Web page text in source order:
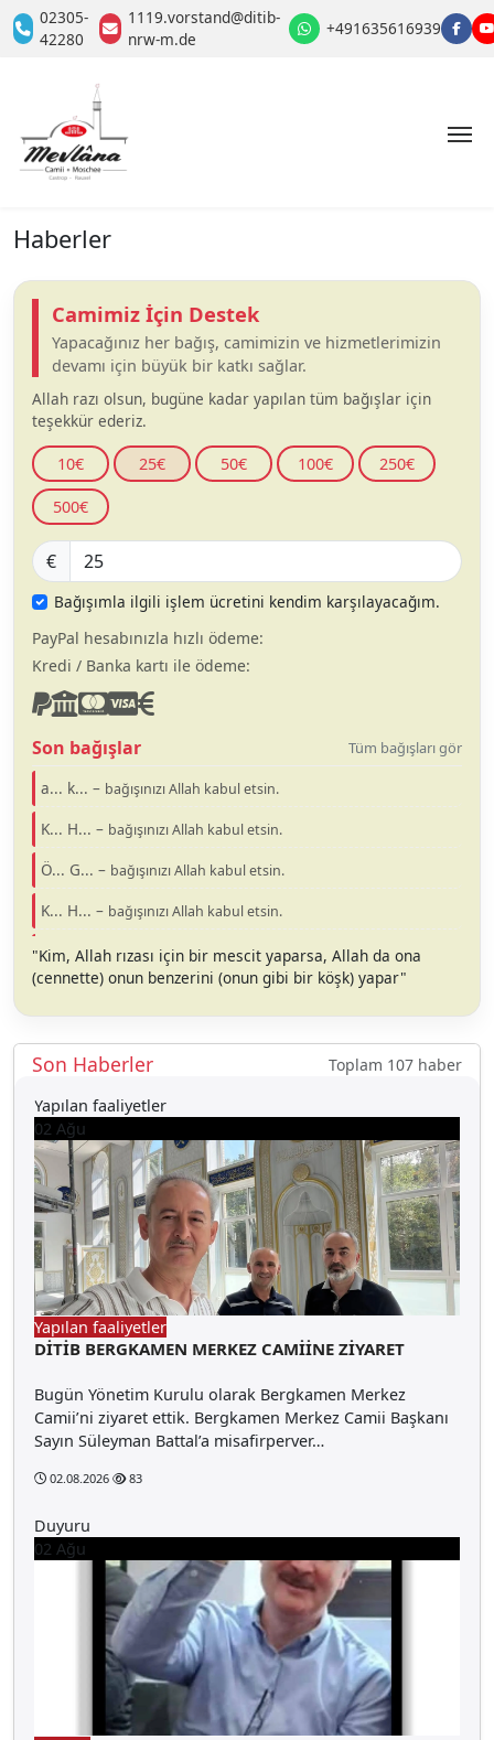
02305-
42280
1119.vorstand@ditib-
nrw-m.de
+491635616939
Haberler
Camimiz İçin Destek
Yapacağınız her bağış, camimizin ve hizmetlerimizin
devamı için büyük bir katkı sağlar.
Allah razı olsun, bugüne kadar yapılan tüm bağışlar için
teşekkür ederiz.
10€ 25€ 50€ 100€ 250€
500€
€
Bağışımla ilgili işlem ücretini kendim karşılayacağım.
PayPal hesabınızla hızlı ödeme:
Kredi / Banka kartı ile ödeme:
Son bağışlar Tüm bağışları gör
a... k... – bağışınızı Allah kabul etsin.
K... H... – bağışınızı Allah kabul etsin.
Ö... G... – bağışınızı Allah kabul etsin.
K... H... – bağışınızı Allah kabul etsin.
O... T... –bağışınızı Allah kabul etsin.
"Kim, Allah rızası için bir mescit yaparsa, Allah da ona
(cennette) onun benzerini (onun gibi bir köşk) yapar"
Son Haberler
Toplam 107 haber
Yapılan faaliyetler
02 Ağu
Yapılan faaliyetler
DİTİB BERGKAMEN MERKEZ CAMİİNE ZİYARET
Bugün Yönetim Kurulu olarak Bergkamen Merkez
Camii’ni ziyaret ettik. Bergkamen Merkez Camii Başkanı
Sayın Süleyman Battal’a misafirperver…
02.08.2026 83
Duyuru
02 Ağu